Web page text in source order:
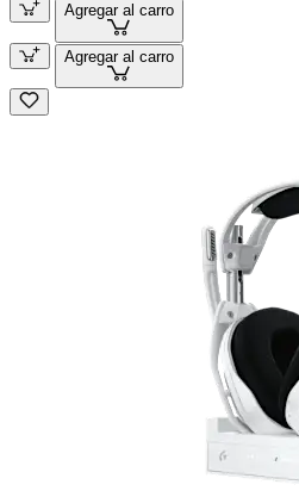
Agregar al carro
Agregar al carro